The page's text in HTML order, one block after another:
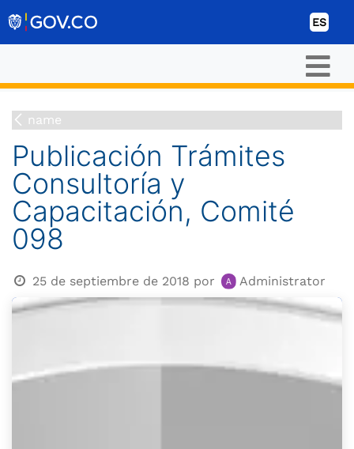
ES
name
Publicación Trámites
Consultoría y
Capacitación, Comité
098
25 de septiembre de 2018 por Administrator